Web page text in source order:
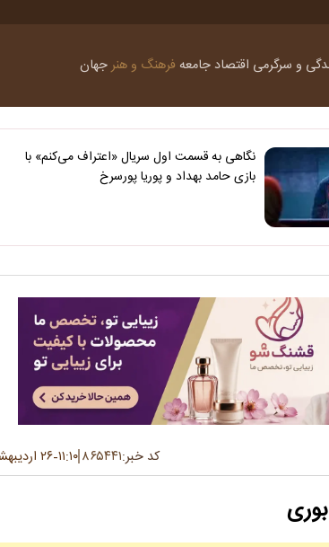
و سرگرمی اقتصاد جامعه فرهنگ و هنرجهان
نگاهی به قسمت اول سریال «اعتراف می‌کنم» با
بازی حامد بهداد و پوریا پورسرخ
کد خبر:۸۶۵۴۴۱ ۱۱:۱۰-۲۶ اردیبهشت ۱۴۰۴